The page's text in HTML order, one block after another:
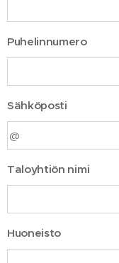
Puhelinnumero
Sähköposti
Taloyhtiön nimi
Huoneisto